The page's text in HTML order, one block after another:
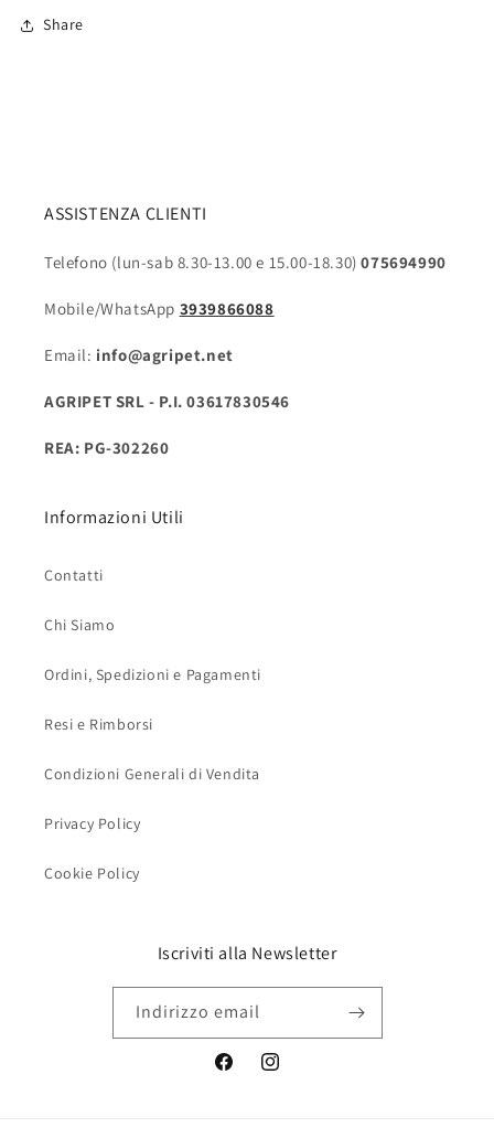
Share
ASSISTENZA CLIENTI
Telefono (lun-sab 8.30-13.00 e 15.00-18.30)075694990
Mobile/WhatsApp 3939866088
Email: info@agripet.net
AGRIPET SRL - P.I. 03617830546
REA: PG-302260
Informazioni Utili
Contatti
Chi Siamo
Ordini, Spedizioni e Pagamenti
Resi e Rimborsi
Condizioni Generali di Vendita
Privacy Policy
Cookie Policy
Iscriviti alla Newsletter
Indirizzo email
FacebookInstagram